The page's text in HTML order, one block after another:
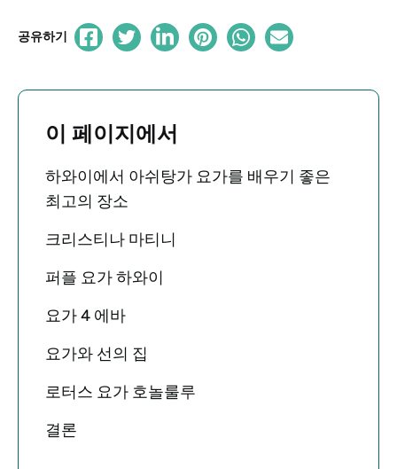
공유하기
이 페이지에서
하와이에서 아쉬탕가 요가를 배우기 좋은
최고의 장소
크리스티나 마티니
퍼플 요가 하와이
요가 4 에바
요가와 선의 집
로터스 요가 호놀룰루
결론